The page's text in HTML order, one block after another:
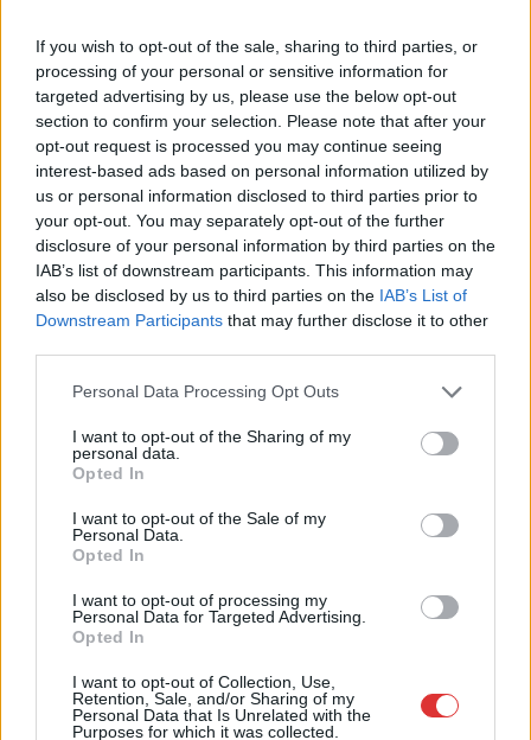
If you wish to opt-out of the sale, sharing to third parties, or
processing of your personal or sensitive information for
targeted advertising by us, please use the below opt-out
section to confirm your selection. Please note that after your
opt-out request is processed you may continue seeing
interest-based ads based on personal information utilized by
us or personal information disclosed to third parties prior to
your opt-out. You may separately opt-out of the further
disclosure of your personal information by third parties on the
IAB’s list of downstream participants. This information may
also be disclosed by us to third parties on the IAB’s List of
Downstream Participants that may further disclose it to other
Please note that this website/app uses one or more Google
not limited to your visit or usage behaviour. You may click to
grant or deny consent to Google and its third-party tags to
use your data for below specified purposes in below Google
consent section.
Personal Data Processing Opt Outs
I want to opt-out of the Sharing of my
personal data.
Opted In
I want to opt-out of the Sale of my
Personal Data.
Opted In
I want to opt-out of processing my
Personal Data for Targeted Advertising.
Opted In
I want to opt-out of Collection, Use,
Retention, Sale, and/or Sharing of my
Personal Data that Is Unrelated with the
Purposes for which it was collected.
2026.08.04. szol24.hu
Befejeződött a szolnoki Szentháromság-templom
műemléképületének, a belvárosi Szentháromság-
templomnak a belső rekonstrukciója. A február óta tartó
szentélyfelújítás...